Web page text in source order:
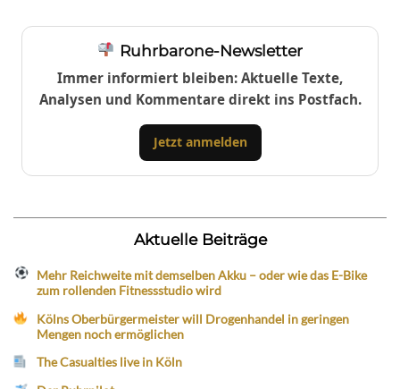
Ruhrbarone-Newsletter
Immer informiert bleiben: Aktuelle Texte,
Analysen und Kommentare direkt ins Postfach.
Jetzt anmelden
Aktuelle Beiträge
Mehr Reichweite mit demselben Akku – oder wie das E-Bike
zum rollenden Fitnessstudio wird
Kölns Oberbürgermeister will Drogenhandel in geringen
Mengen noch ermöglichen
The Casualties live in Köln